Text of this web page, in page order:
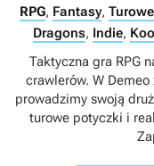
RPG, Fantasy, Turowe
Dragons, Indie,
Wirtualna
Taktyczna gra RPG
crawlerów. W
prowadzimy swoją
turowe potyczki i